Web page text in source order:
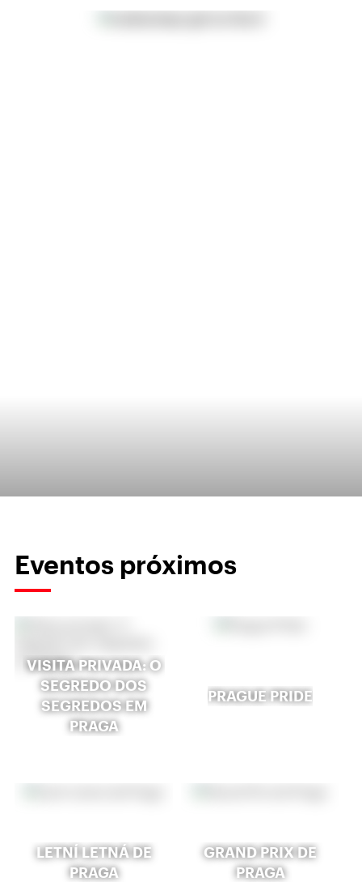
Eventos próximos
VISITA PRIVADA: O
SEGREDO DOS
SEGREDOS EM
PRAGA
PRAGUE PRIDE
LETNÍ LETNÁ DE
PRAGA
GRAND PRIX DE
PRAGA